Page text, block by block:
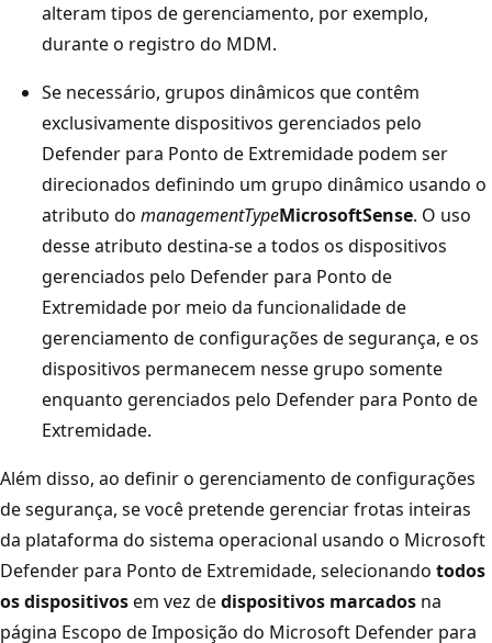
alteram tipos de gerenciamento, por exemplo,
durante o registro do MDM.
Se necessário, grupos dinâmicos que contêm
exclusivamente dispositivos gerenciados pelo
Defender para Ponto de Extremidade podem ser
direcionados definindo um grupo dinâmico usando o
atributo do managementTypeMicrosoftSense. O uso
desse atributo destina-se a todos os dispositivos
gerenciados pelo Defender para Ponto de
Extremidade por meio da funcionalidade de
gerenciamento de configurações de segurança, e os
dispositivos permanecem nesse grupo somente
enquanto gerenciados pelo Defender para Ponto de
Extremidade.
Além disso, ao definir o gerenciamento de configurações
de segurança, se você pretende gerenciar frotas inteiras
da plataforma do sistema operacional usando o Microsoft
Defender para Ponto de Extremidade, selecionando todos
os dispositivosem vez dedispositivos marcados na
página Escopo de Imposição do Microsoft Defender para